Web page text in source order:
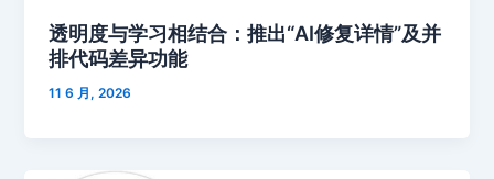
透明度与学习相结合：推出“AI修复详情”及并
排代码差异功能
11 6 月, 2026